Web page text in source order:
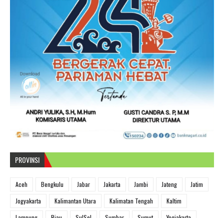
PROVINSI
Aceh Bengkulu Jabar Jakarta Jambi Jateng
Jatim
Jogyakarta
Kalimantan Utara Kalimatan Tengah
Kaltim